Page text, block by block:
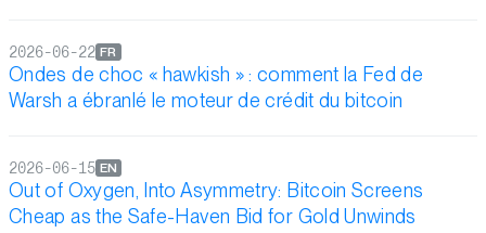
Ondes de choc « hawkish » : comment la Fed de
Warsh a ébranlé le moteur de crédit du bitcoin
FR
2026-06-22
Out of Oxygen, Into Asymmetry: Bitcoin Screens
Cheap as the Safe-Haven Bid for Gold Unwinds
EN
2026-06-15